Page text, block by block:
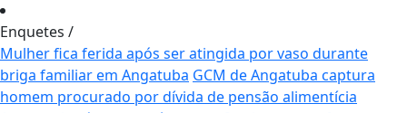
Enquetes /
Mulher fica ferida após ser atingida por vaso durante
briga familiar em Angatuba GCM de Angatuba captura
homem procurado por dívida de pensão alimentícia